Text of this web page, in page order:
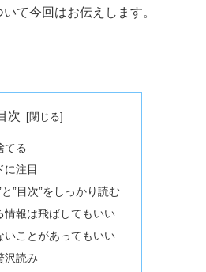
て今回はお伝えします。
次
てる
に注目
と”目次”をしっかり読む
情報は飛ばしてもいい
いことがあってもいい
沢読み